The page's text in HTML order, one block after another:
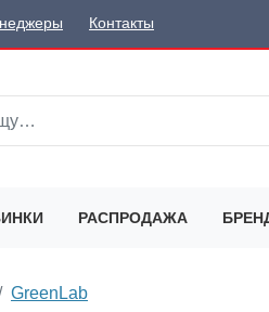
Контакты
РАСПРОДАЖА
GreenLab